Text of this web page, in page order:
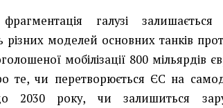
галузі
різних моделей основних танків
мобілізації 800 мільярдів
те, чи перетворюється ЄС на
2030 року, чи залишиться